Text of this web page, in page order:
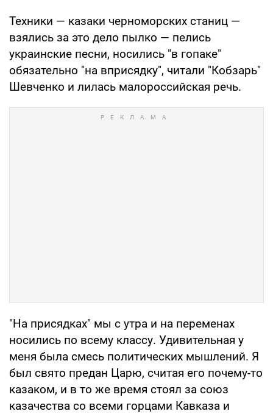
Техники — казаки черноморских станиц —
взялись за это дело пылко — пелись
украинские песни, носились "в гопаке"
обязательно "на вприсядку", читали "Кобзарь"
Шевченко и лилась малороссийская речь.
"На присядках" мы с утра и на переменах
носились по всему классу. Удивительная у
меня была смесь политических мышлений. Я
был свято предан Царю, считая его почему-то
казаком, и в то же время стоял за союз
казачества со всеми горцами Кавказа и